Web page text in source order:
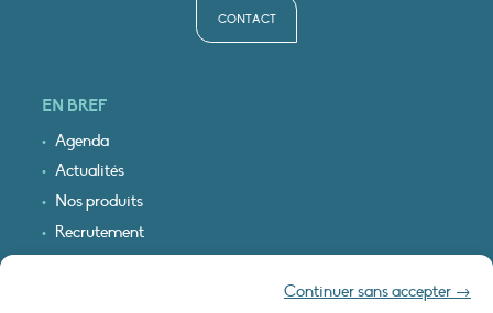
Continuer sans accepter →
CONTACT
EN BREF
Agenda
Actualités
Nos produits
Recrutement
Recevoir nos infos